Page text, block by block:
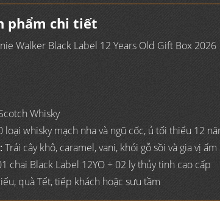
phẩm chi tiết
Walker Black Label 12 Years Old Gift Box 2026
Whisky
loại whisky mạch nha và ngũ cốc, ủ tối thiểu 12
Trái cây khô, caramel, vani, khói gỗ sồi và gia vị ấm
chai Black Label 12YO + 02 ly thủy tinh cao cấp
quà Tết, tiếp khách hoặc sưu tầm